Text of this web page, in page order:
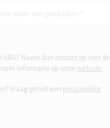
maar een goed teken.”
Neem dan contact op met de
informatie op onze website.
Vraag gerust een persoonlijke